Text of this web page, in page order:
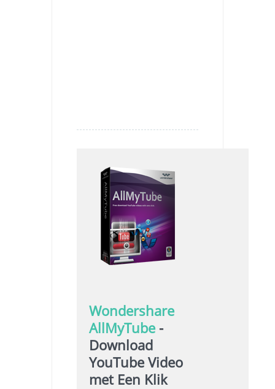
Wondershare
AllMyTube -
Download
YouTube Video
met Een Klik